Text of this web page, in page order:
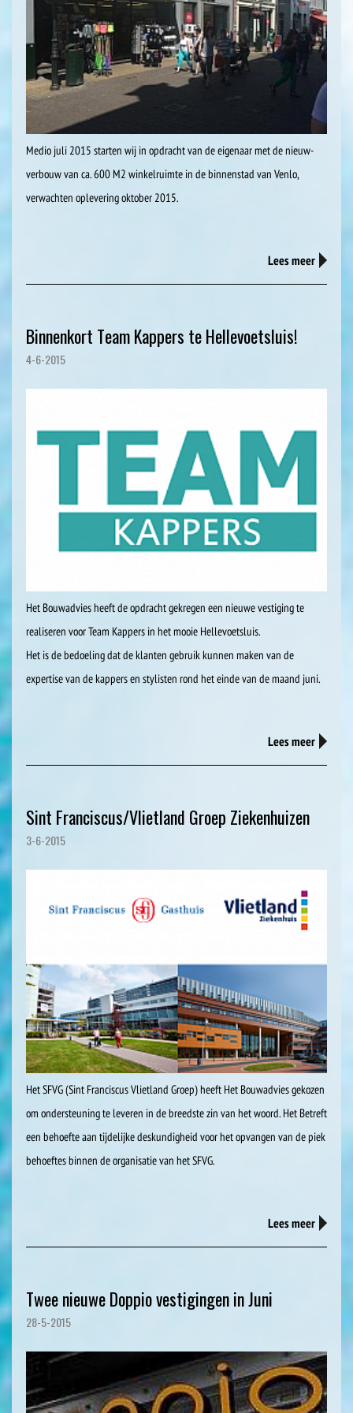
Medio juli 2015 starten wij in opdracht van de eigenaar met de nieuw-
verbouw van ca. 600 M2 winkelruimte in de binnenstad van Venlo,
verwachten oplevering oktober 2015.
Lees meer
Binnenkort Team Kappers te Hellevoetsluis!
4-6-2015
Het Bouwadvies heeft de opdracht gekregen een nieuwe vestiging te
realiseren voor Team Kappers in het mooie Hellevoetsluis.
Het is de bedoeling dat de klanten gebruik kunnen maken van de
expertise van de kappers en stylisten rond het einde van de maand juni.
Lees meer
Sint Franciscus/Vlietland Groep Ziekenhuizen
3-6-2015
Het SFVG (Sint Franciscus Vlietland Groep) heeft Het Bouwadvies gekozen
om ondersteuning te leveren in de breedste zin van het woord. Het Betreft
een behoefte aan tijdelijke deskundigheid voor het opvangen van de piek
behoeftes binnen de organisatie van het SFVG.
Lees meer
Twee nieuwe Doppio vestigingen in Juni
28-5-2015